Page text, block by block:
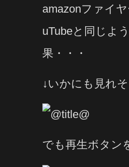
amazonファイ
uTubeと同じよ
果・・・
↓いかにも見れ
でも再生ボタン